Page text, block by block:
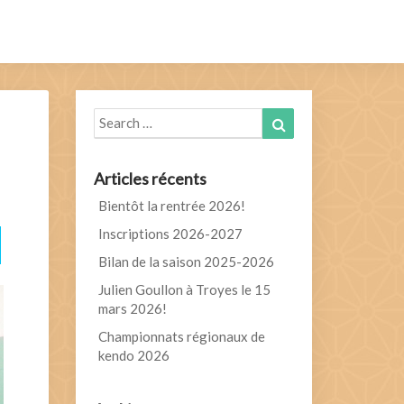
Search
for:
Articles récents
Bientôt la rentrée 2026!
Inscriptions 2026-2027
Bilan de la saison 2025-2026
Julien Goullon à Troyes le 15
mars 2026!
Championnats régionaux de
kendo 2026